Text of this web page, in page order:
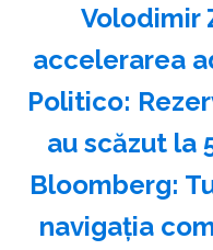
Volodimir
accelerarea
Politico:
au scăzut la
Bloomberg:
navigaţia